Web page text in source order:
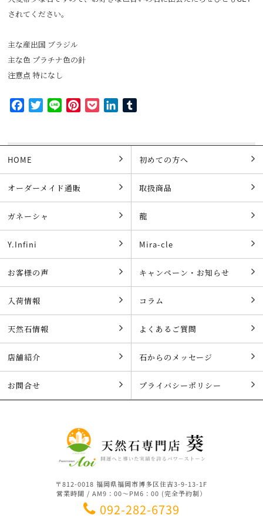
されてください。
主な産出国 ブラジル
主な色 プラチナ色の針
注意点 特になし
FacebookTwitterLine PinterestPocketLinkedIn
HOME 初めての方へ
オーダーメイド通販 取扱商品
ガネーシャ 龍
Y.Infini Mira-cle
お客様の声 キャンペーン・お知らせ
入荷情報 コラム
天然石情報 よくあるご質問
店舗紹介 石からのメッセージ
お問合せ プライバシーポリシー
〒812-0018 福岡県福岡市博多区住吉3-9-13-1F
営業時間 / AM9：00～PM6：00 (完全予約制）
092-282-6739